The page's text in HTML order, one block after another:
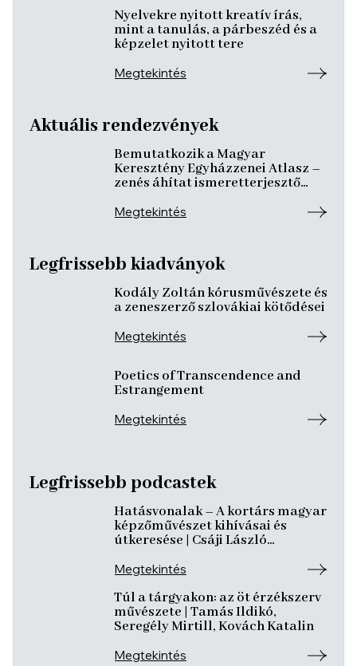
Nyelvekre nyitott kreatív írás,
mint a tanulás, a párbeszéd és a
képzelet nyitott tere
Megtekintés
Aktuális rendezvények
Bemutatkozik a Magyar
Keresztény Egyházzenei Atlasz –
zenés áhítat ismeretterjesztő
Megtekintés
Legfrissebb kiadványok
Kodály Zoltán kórusművészete és
a zeneszerző szlovákiai kötődései
Megtekintés
Poetics of Transcendence and
Estrangement
Megtekintés
Legfrissebb podcastek
Hatásvonalak – A kortárs magyar
képzőművészet kihívásai és
útkeresése | Csáji László
József
Megtekintés
Túl a tárgyakon: az öt érzékszerv
művészete | Tamás Ildikó,
Seregély Mirtill, Kovách Katalin
Megtekintés